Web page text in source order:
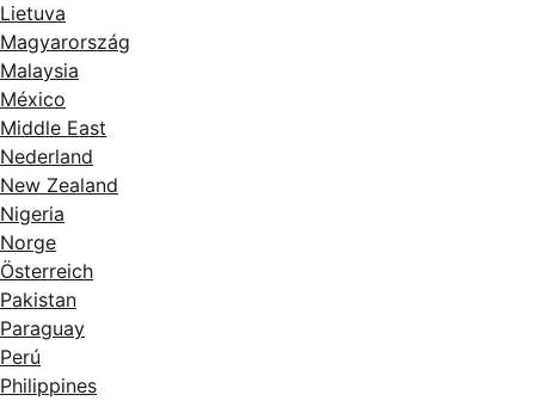
Lietuva
Magyarország
Malaysia
México
Middle East
Nederland
New Zealand
Nigeria
Norge
Österreich
Pakistan
Paraguay
Perú
Philippines